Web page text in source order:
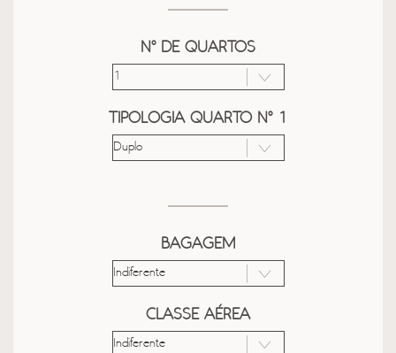
Nº DE QUARTOS
TIPOLOGIA QUARTO Nº 1
BAGAGEM
CLASSE AÉREA